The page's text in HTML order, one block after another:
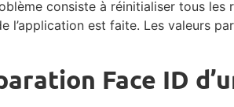
consiste à réinitialiser tous les
l’application est faite. Les valeurs
Face ID